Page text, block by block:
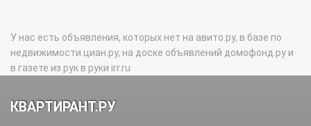
У нас есть объявления, которых нет на авито.ру, в базе по
недвижимости циан.ру, на доске объявлений домофонд.ру и
в газете из рук в руки irr.ru
КВАРТИРАНТ.РУ